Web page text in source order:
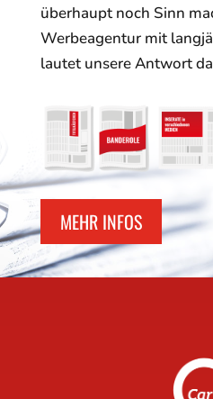
überhaupt noch Sinn
Werbeagentur mit
lautet unsere Antwort
MEHR INFOS